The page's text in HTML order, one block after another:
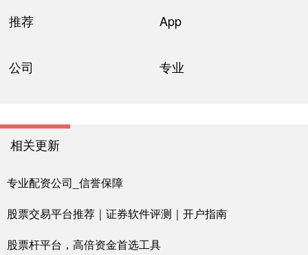
推荐 App
公司 专业
相关更新
专业配资公司_信誉保障
股票交易平台推荐｜证券软件评测｜开户指南
股票杆平台，高倍资金首选工具